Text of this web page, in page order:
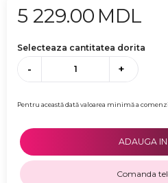
5 229.00 MDL
Selecteaza cantitatea dorita
- +
Pentru această dată valoarea minimă a
ADAUGA
Comanda